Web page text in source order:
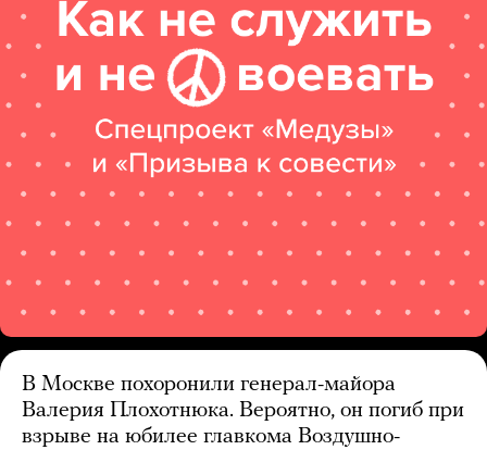
В Москве похоронили генерал-майора
Валерия Плохотнюка. Вероятно, он погиб при
взрыве на юбилее главкома Воздушно-